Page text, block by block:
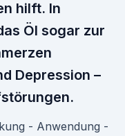
hilft. In
Öl sogar zur
Depression –
- Anwendung -